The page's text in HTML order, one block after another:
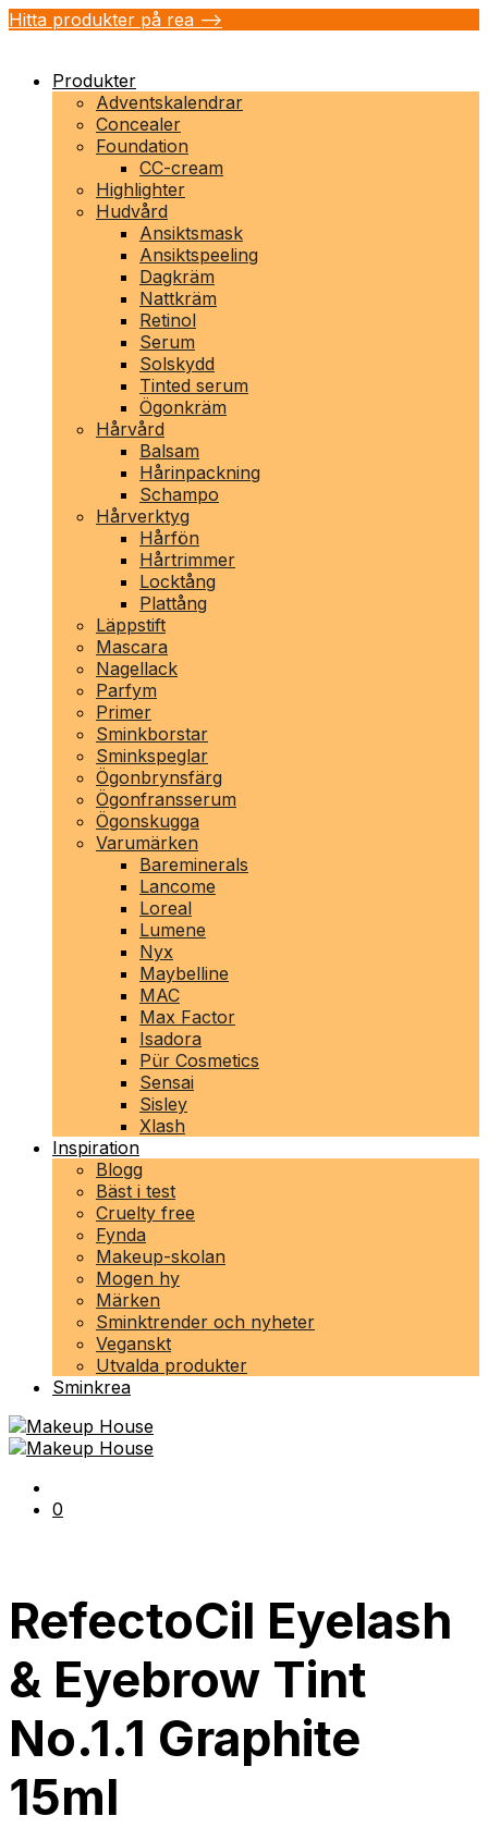
Hitta produkter på rea -->
Produkter
Adventskalendrar
Concealer
Foundation
CC-cream
Highlighter
Hudvård
Ansiktsmask
Ansiktspeeling
Dagkräm
Nattkräm
Retinol
Serum
Solskydd
Tinted serum
Ögonkräm
Hårvård
Balsam
Hårinpackning
Schampo
Hårverktyg
Hårfön
Hårtrimmer
Locktång
Plattång
Läppstift
Mascara
Nagellack
Parfym
Primer
Sminkborstar
Sminkspeglar
Ögonbrynsfärg
Ögonfransserum
Ögonskugga
Varumärken
Bareminerals
Lancome
Loreal
Lumene
Nyx
Maybelline
MAC
Max Factor
Isadora
Pür Cosmetics
Sensai
Sisley
Xlash
Inspiration
Blogg
Bäst i test
Cruelty free
Fynda
Makeup-skolan
Mogen hy
Märken
Sminktrender och nyheter
Veganskt
Utvalda produkter
Sminkrea
0
RefectoCil Eyelash
& Eyebrow Tint
No.1.1 Graphite
15ml